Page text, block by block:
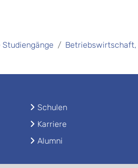
Studiengänge
Betriebswirtschaft,
Schulen
Karriere
Alumni